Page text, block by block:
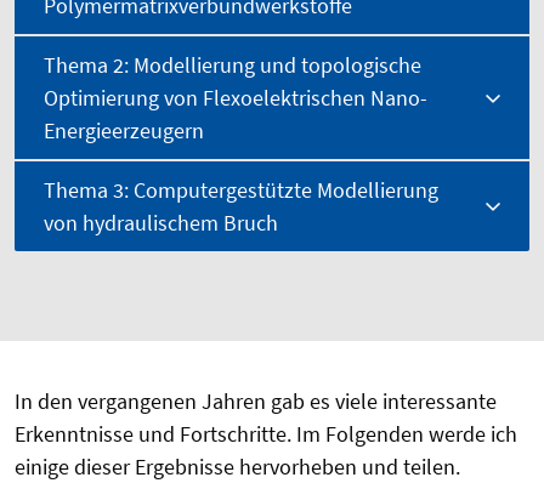
Polymermatrixverbundwerkstoffe
Thema 2: Modellierung und topologische
Optimierung von Flexoelektrischen Nano-
Energieerzeugern
Thema 3: Computergestützte Modellierung
von hydraulischem Bruch
In den vergangenen Jahren gab es viele interessante
Erkenntnisse und Fortschritte. Im Folgenden werde ich
einige dieser Ergebnisse hervorheben und teilen.